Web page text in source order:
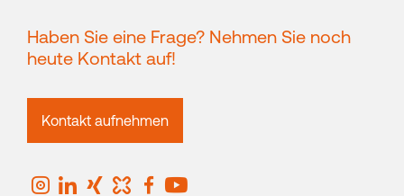
Haben Sie eine Frage? Nehmen Sie noch
heute Kontakt auf!
Kontakt aufnehmen